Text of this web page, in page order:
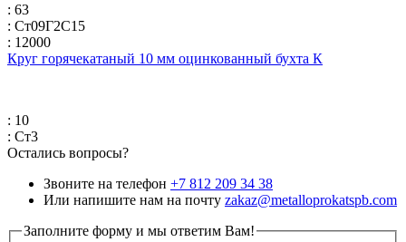
: 63
: Ст09Г2С15
: 12000
Круг горячекатаный 10 мм оцинкованный бухта К
: 10
: Ст3
Остались вопросы?
Звоните на телефон +7 812 209 34 38
Или напишите нам на почту zakaz@metalloprokatspb.com
Заполните форму и мы ответим Вам!